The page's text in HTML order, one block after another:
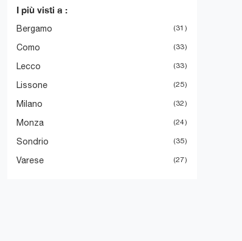
I più visti a :
Bergamo 31
Como 33
Lecco 33
Lissone 25
Milano 32
Monza 24
Sondrio 35
Varese 27